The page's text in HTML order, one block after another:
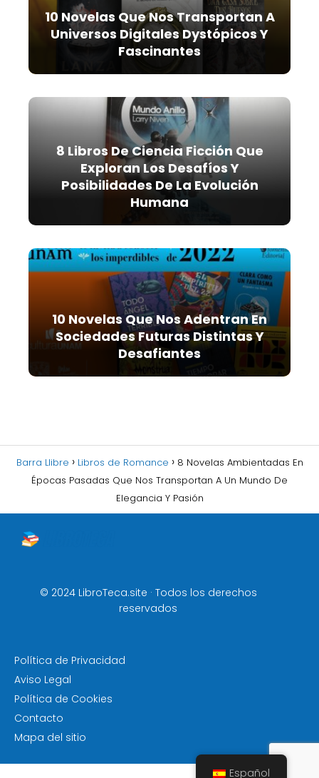
10 Novelas Que Nos Transportan A
Universos Digitales Dystópicos Y
Fascinantes
8 Libros De Ciencia Ficción Que
Exploran Los Desafíos Y
Posibilidades De La Evolución
Humana
10 Novelas Que Nos Adentran En
Sociedades Futuras Distintas Y
Desafiantes
Barra Llibre Libros de Romance
8 Novelas Ambientadas En
Épocas Pasadas Que Nos Transportan A Un Mundo De
Elegancia Y Pasión
© 2024 LibroTeca.site · Todos los derechos
reservados
Política de Privacidad
Aviso Legal
Política de Cookies
Contacto
Mapa del sitio
Español